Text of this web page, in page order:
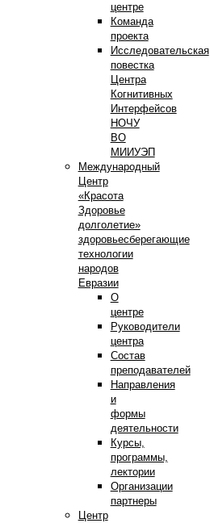
центре
Команда
проекта
Исследовательская
повестка
Центра
Когнитивных
Интерфейсов
НОЧУ
ВО
МИИУЭП
Международный
Центр
«Красота
Здоровье
долголетие»
здоровьесберегающие
технологии
народов
Евразии
О
центре
Руководители
центра
Состав
преподавателей
Направления
и
формы
деятельности
Курсы,
программы,
лектории
Организации
партнеры
Центр